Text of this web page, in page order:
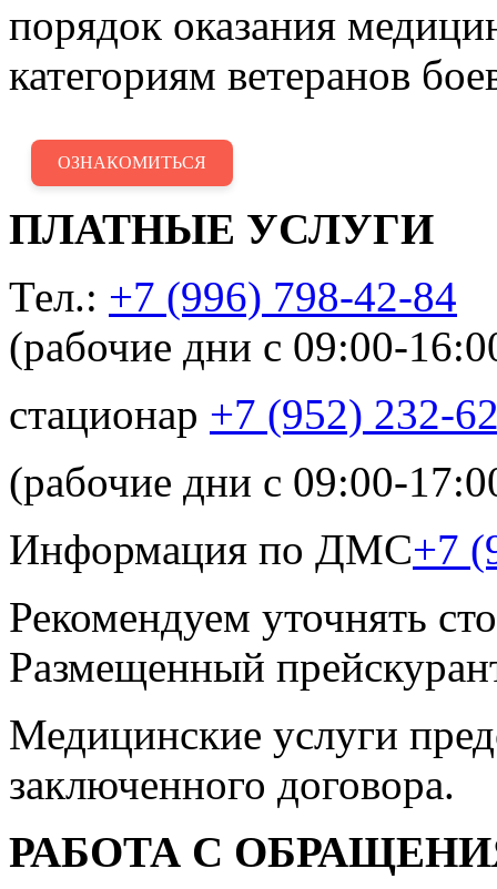
порядок оказания
категориям ветеранов
ОЗНАКОМИТЬСЯ
ПЛАТНЫЕ УСЛУГИ
Тел.: +7 (996) 798-42-84
(рабочие дни с 09:00-
стационар +7 (952) 232-
(рабочие дни с 09:00-
Информация по ДМС+7
Рекомендуем уточнять
Размещенный
Медицинские услуги
заключенного договора.
РАБОТА С